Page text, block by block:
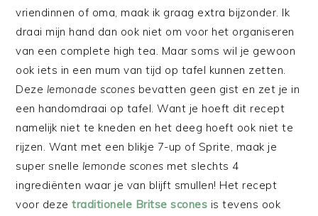
vriendinnen of oma, maak ik graag extra bijzonder. Ik
draai mijn hand dan ook niet om voor het organiseren
van een complete high tea. Maar soms wil je gewoon
ook iets in een mum van tijd op tafel kunnen zetten.
Deze lemonade scones bevatten geen gist en zet je in
een handomdraai op tafel. Want je hoeft dit recept
namelijk niet te kneden en het deeg hoeft ook niet te
rijzen. Want met een blikje 7-up of Sprite, maak je
super snelle lemonde scones met slechts 4
ingrediënten waar je van blijft smullen! Het recept
voor dezetraditionele Britse scones is tevens ook